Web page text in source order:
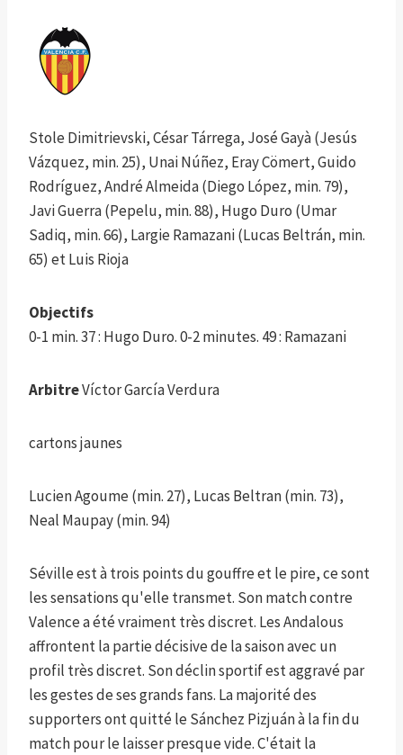
Stole Dimitrievski, César Tárrega, José Gayà (Jesús
Vázquez, min. 25), Unai Núñez, Eray Cömert, Guido
Rodríguez, André Almeida (Diego López, min. 79),
Javi Guerra (Pepelu, min. 88), Hugo Duro (Umar
Sadiq, min. 66), Largie Ramazani (Lucas Beltrán, min.
65) et Luis Rioja
Objectifs
0-1 min. 37 : Hugo Duro. 0-2 minutes. 49 : Ramazani
ArbitreVíctor García Verdura
cartons jaunes
Lucien Agoume (min. 27), Lucas Beltran (min. 73),
Neal Maupay (min. 94)
Séville est à trois points du gouffre et le pire, ce sont
les sensations qu'elle transmet. Son match contre
Valence a été vraiment très discret. Les Andalous
affrontent la partie décisive de la saison avec un
profil très discret. Son déclin sportif est aggravé par
les gestes de ses grands fans. La majorité des
supporters ont quitté le Sánchez Pizjuán à la fin du
match pour le laisser presque vide. C'était la